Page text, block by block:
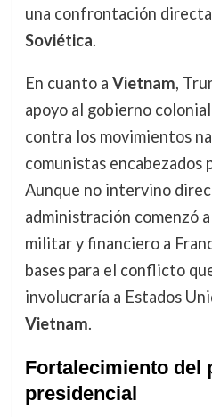
una confrontación
Soviética.
En cuanto a Vietnam,
apoyo al gobierno
contra los movimientos
comunistas encabezados
Aunque no intervino
administración comenzó
militar y financiero a
bases para el conflicto
involucraría a Estados
Vietnam.
Fortalecimiento del
presidencial